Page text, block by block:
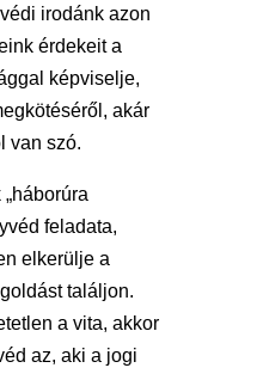
irodánk azon
érdekeit a
képviselje,
akár
van szó.
feladata,
elkerülje a
találjon.
a vita, akkor
az, aki a jogi